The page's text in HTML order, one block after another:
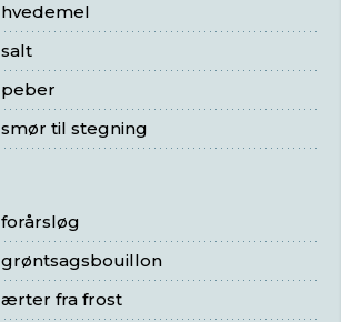
hvedemel
salt
peber
smør til stegning
forårsløg
grøntsagsbouillon
ærter fra frost